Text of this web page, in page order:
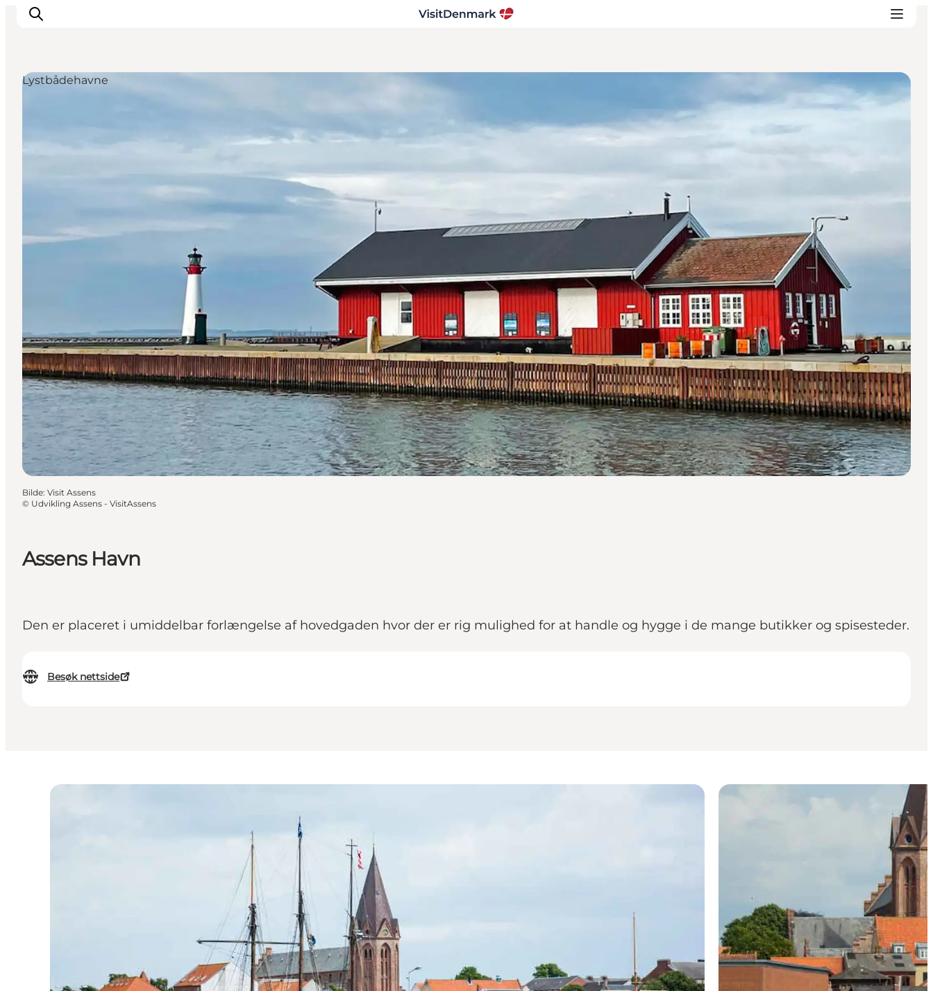
Reisemål
Overnatting
Assens Havn
Den er placeret i umiddelbar forlængelse af hovedgaden hvor der er rig mulighed for at handle og hygge i de mange butikker og spisesteder.
Besøk nettside
Lystbådehavne
Bilde: Visit Assens
© Udvikling Assens - VisitAssens